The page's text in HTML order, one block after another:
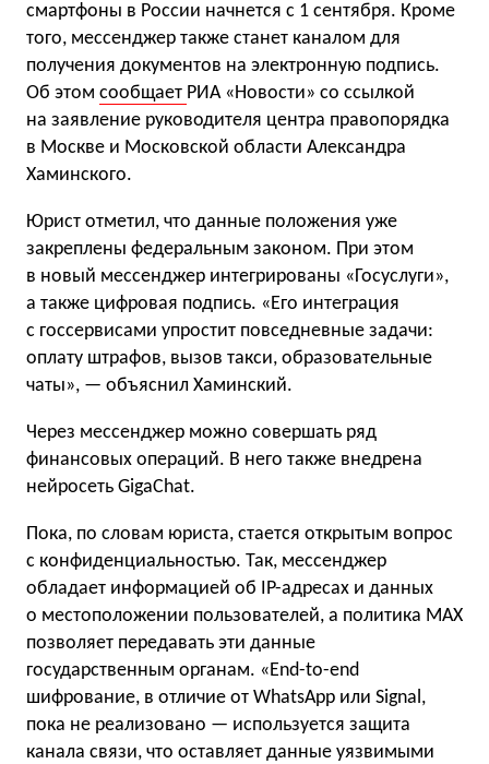
смартфоны в России начнется с 1 сентября. Кроме
того, мессенджер также станет каналом для
получения документов на электронную подпись.
Об этом сообщает РИА «Новости» со ссылкой
на заявление руководителя центра правопорядка
в Москве и Московской области Александра
Хаминского.
Юрист отметил, что данные положения уже
закреплены федеральным законом. При этом
в новый мессенджер интегрированы «Госуслуги»,
а также цифровая подпись. «Его интеграция
с госсервисами упростит повседневные задачи:
оплату штрафов, вызов такси, образовательные
чаты», — объяснил Хаминский.
Через мессенджер можно совершать ряд
финансовых операций. В него также внедрена
нейросеть GigaChat.
Пока, по словам юриста, стается открытым вопрос
с конфиденциальностью. Так, мессенджер
обладает информацией об IP-адресах и данных
о местоположении пользователей, а политика МAX
позволяет передавать эти данные
государственным органам. «End-to-end
шифрование, в отличие от WhatsApp или Signal,
пока не реализовано — используется защита
канала связи, что оставляет данные уязвимыми